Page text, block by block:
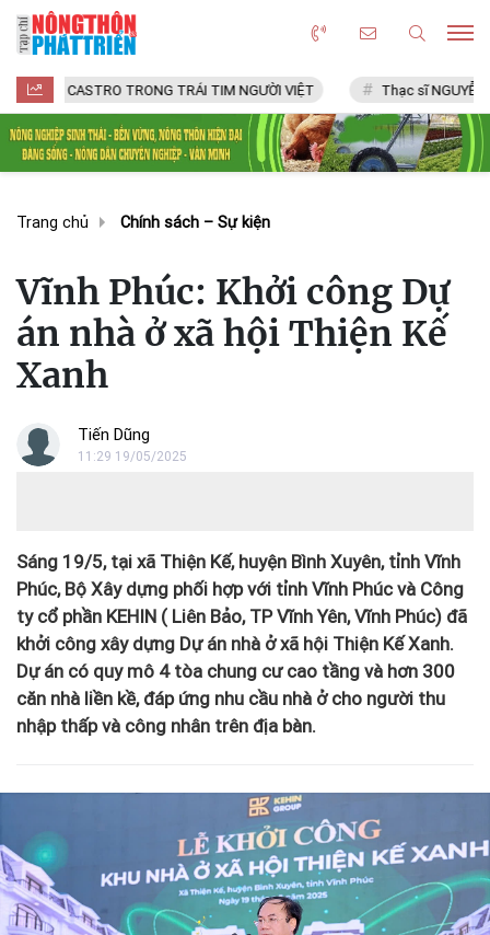
TRONG TRÁI TIM NGƯỜI VIỆT Thạc sĩ NGUYỄN VĂN CHÍ
Trang chủ Chính sách – Sự kiện
Vĩnh Phúc: Khởi công Dự
án nhà ở xã hội Thiện Kế
Xanh
Tiến Dũng
11:29 19/05/2025
Sáng 19/5, tại xã Thiện Kế, huyện Bình Xuyên, tỉnh Vĩnh
Phúc, Bộ Xây dựng phối hợp với tỉnh Vĩnh Phúc và Công
ty cổ phần KEHIN ( Liên Bảo, TP Vĩnh Yên, Vĩnh Phúc) đã
khởi công xây dựng Dự án nhà ở xã hội Thiện Kế Xanh.
Dự án có quy mô 4 tòa chung cư cao tầng và hơn 300
căn nhà liền kề, đáp ứng nhu cầu nhà ở cho người thu
nhập thấp và công nhân trên địa bàn.